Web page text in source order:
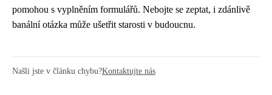
pomohou s vyplněním formulářů. Nebojte se zeptat, i zdánlivě
banální otázka může ušetřit starosti v budoucnu.
Našli jste v článku chybu?Kontaktujte nás